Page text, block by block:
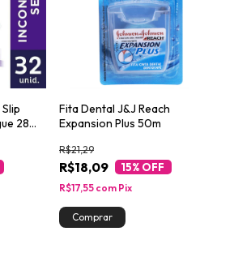
28
Fita Dental J&J Reach
Expansion Plus 50m
R$18,09
R$21,29
15% OFF
R$17,55 com Pix